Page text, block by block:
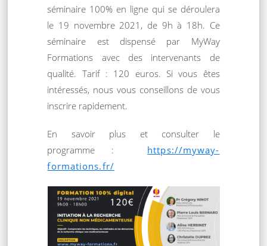
séminaire 100% en ligne qui se déroulera
le 19 novembre 2021, de 9h à 18h. Ce
séminaire est dispensé par MyWay
Formations avec des intervenants de
qualité. Tarif : 120 euros. Si vous êtes
intéressés, nous vous conseillons de vous
inscrire rapidement.
En savoir plus et consulter le
programme : https://myway-
formations.fr/